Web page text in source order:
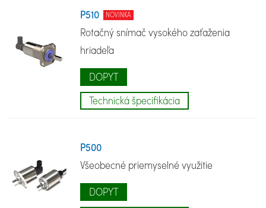
P510 NOVINKA
Rotačný snímač vysokého zaťaženia
hriadeľa
DOPYT
Technická špecifikácia
P500
Všeobecné priemyselné využitie
DOPYT